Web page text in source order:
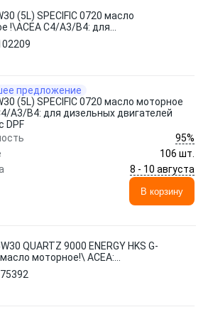
(5L) SPECIFIC 0720 масло
!\ACEA С4/А3/В4: для
двигателей Renault с DPF
предложение
(5L) SPECIFIC 0720 масло моторное
А3/В4: для дизельных двигателей
DPF
95%
106 шт.
8 - 10 августа
В корзину
QUARTZ 9000 ENERGY HKS G-
моторное!\ ACEA:
KIA-Hyundai